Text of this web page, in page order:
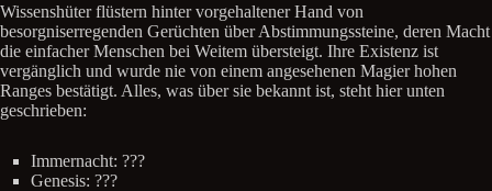
Wissenshüter flüstern hinter vorgehaltener Hand von
besorgniserregenden Gerüchten über Abstimmungssteine, deren Macht
die einfacher Menschen bei Weitem übersteigt. Ihre Existenz ist
vergänglich und wurde nie von einem angesehenen Magier hohen
Ranges bestätigt. Alles, was über sie bekannt ist, steht hier unten
geschrieben:
Immernacht: ???
Genesis: ???